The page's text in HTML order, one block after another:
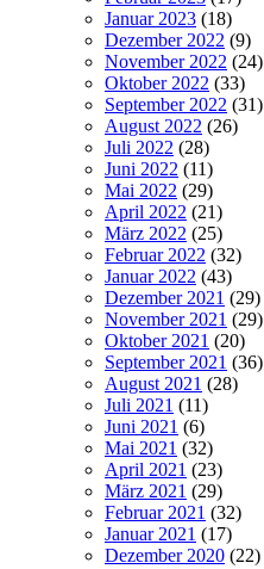
Januar 2023 (18)
Dezember 2022 (9)
November 2022 (24)
Oktober 2022 (33)
September 2022 (31)
August 2022 (26)
Juli 2022 (28)
Juni 2022 (11)
Mai 2022 (29)
April 2022 (21)
März 2022 (25)
Februar 2022 (32)
Januar 2022 (43)
Dezember 2021 (29)
November 2021 (29)
Oktober 2021 (20)
September 2021 (36)
August 2021 (28)
Juli 2021 (11)
Juni 2021 (6)
Mai 2021 (32)
April 2021 (23)
März 2021 (29)
Februar 2021 (32)
Januar 2021 (17)
Dezember 2020 (22)